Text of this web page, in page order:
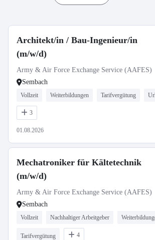
Architekt/in / Bau-Ingenieur/in
(m/w/d)
Army & Air Force Exchange Service (AAFES)
Sembach
Vollzeit Weiterbildungen Tarifvergütung
3
01.08.2026
Mechatroniker für Kältetechnik
(m/w/d)
Army & Air Force Exchange Service (AAFES)
Sembach
Vollzeit Nachhaltiger Arbeitgeber
Tarifvergütung 4